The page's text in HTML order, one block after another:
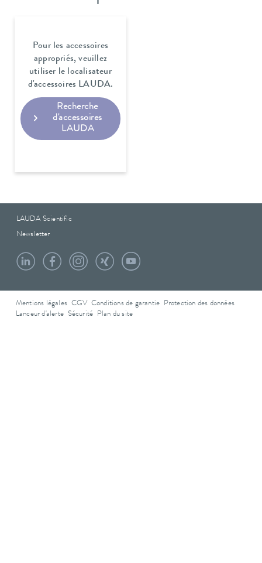
Pour les accessoires
appropriés, veuillez
utiliser le localisateur
d'accessoires LAUDA.
Recherche
d'accessoires
LAUDA
LAUDA Scientific
Newsletter
Mentions légales CGV Conditions de garantie
Protection des données
Lanceur d'alerte Sécurité Plan du site